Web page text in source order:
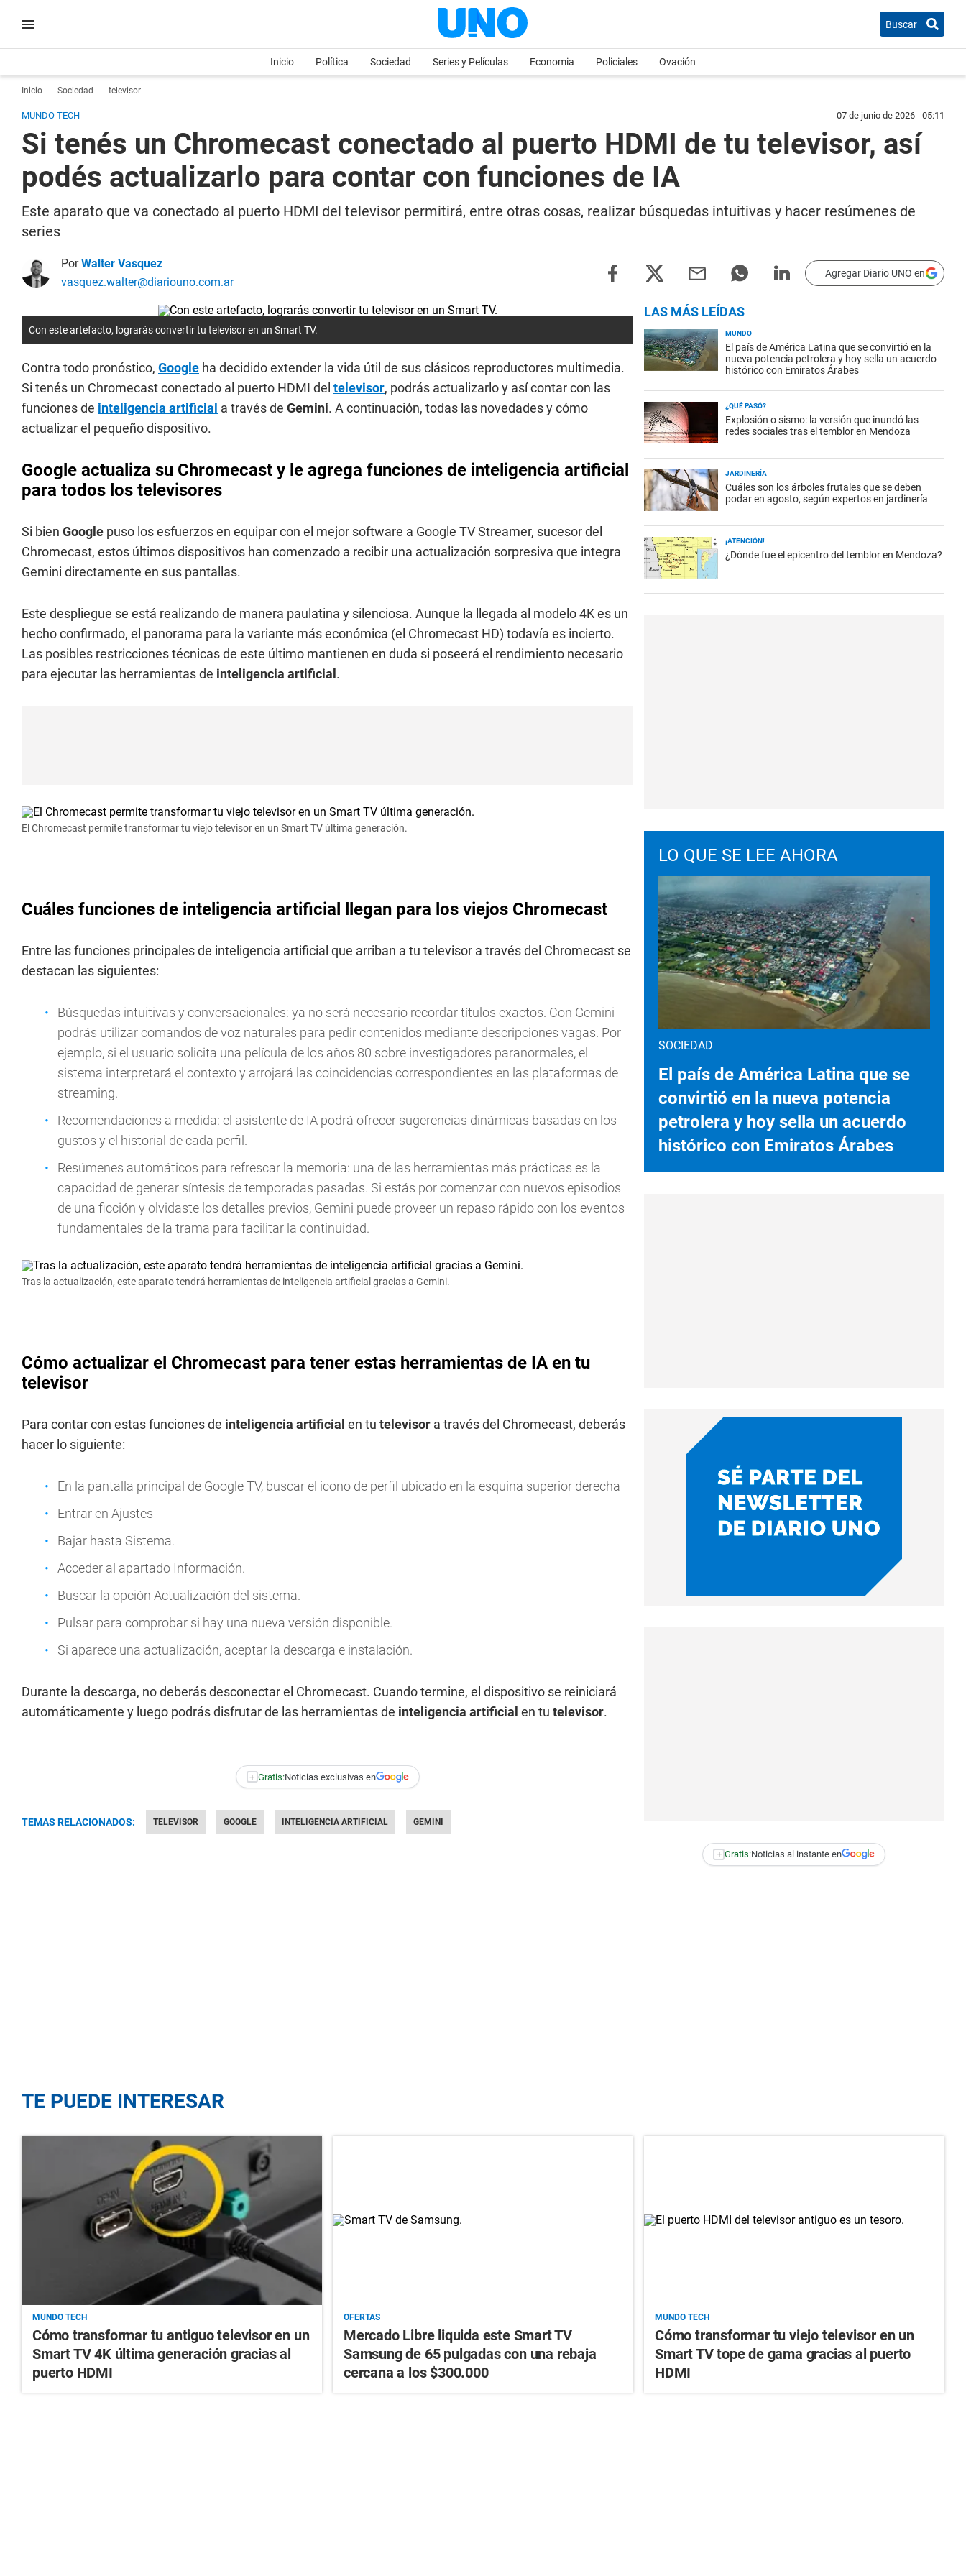
Buscar
Inicio Política Sociedad Series y Películas Economia Policiales Ovación
Inicio Sociedad televisor
MUNDO TECH 07 de junio de 2026 - 05:11
Si tenés un Chromecast conectado al puerto HDMI de tu televisor, así
podés actualizarlo para contar con funciones de IA
Este aparato que va conectado al puerto HDMI del televisor permitirá, entre otras cosas, realizar búsquedas intuitivas y hacer resúmenes de
series
PorWalter Vasquez
vasquez.walter@diariouno.com.ar
Agregar Diario UNO en
Con este artefacto, lograrás convertir tu televisor en un Smart TV.
Contra todo pronóstico, Google ha decidido extender la vida útil de sus clásicos reproductores multimedia.
Si tenés un Chromecast conectado al puerto HDMI del televisor, podrás actualizarlo y así contar con las
funciones de inteligencia artificial a través de Gemini. A continuación, todas las novedades y cómo
actualizar el pequeño dispositivo.
Google actualiza su Chromecast y le agrega funciones de inteligencia artificial
para todos los televisores
Si bien Google puso los esfuerzos en equipar con el mejor software a Google TV Streamer, sucesor del
Chromecast, estos últimos dispositivos han comenzado a recibir una actualización sorpresiva que integra
Gemini directamente en sus pantallas.
Este despliegue se está realizando de manera paulatina y silenciosa. Aunque la llegada al modelo 4K es un
hecho confirmado, el panorama para la variante más económica (el Chromecast HD) todavía es incierto.
Las posibles restricciones técnicas de este último mantienen en duda si poseerá el rendimiento necesario
para ejecutar las herramientas de inteligencia artificial .
El Chromecast permite transformar tu viejo televisor en un Smart TV última generación.
Cuáles funciones de inteligencia artificial llegan para los viejos Chromecast
Entre las funciones principales de inteligencia artificial que arriban a tu televisor a través del Chromecast se
destacan las siguientes:
Búsquedas intuitivas y conversacionales: ya no será necesario recordar títulos exactos. Con Gemini
podrás utilizar comandos de voz naturales para pedir contenidos mediante descripciones vagas. Por
ejemplo, si el usuario solicita una película de los años 80 sobre investigadores paranormales, el
sistema interpretará el contexto y arrojará las coincidencias correspondientes en las plataformas de
streaming.
Recomendaciones a medida: el asistente de IA podrá ofrecer sugerencias dinámicas basadas en los
gustos y el historial de cada perfil.
Resúmenes automáticos para refrescar la memoria: una de las herramientas más prácticas es la
capacidad de generar síntesis de temporadas pasadas. Si estás por comenzar con nuevos episodios
de una ficción y olvidaste los detalles previos, Gemini puede proveer un repaso rápido con los eventos
fundamentales de la trama para facilitar la continuidad.
Tras la actualización, este aparato tendrá herramientas de inteligencia artificial gracias a Gemini.
Cómo actualizar el Chromecast para tener estas herramientas de IA en tu
televisor
Para contar con estas funciones de inteligencia artificial en tu televisor a través del Chromecast, deberás
hacer lo siguiente:
En la pantalla principal de Google TV, buscar el icono de perfil ubicado en la esquina superior derecha
Entrar en Ajustes
Bajar hasta Sistema.
Acceder al apartado Información.
Buscar la opción Actualización del sistema.
Pulsar para comprobar si hay una nueva versión disponible.
Si aparece una actualización, aceptar la descarga e instalación.
Durante la descarga, no deberás desconectar el Chromecast. Cuando termine, el dispositivo se reiniciará
automáticamente y luego podrás disfrutar de las herramientas de inteligencia artificial en tu televisor.
+ Gratis:Noticias exclusivas en
TEMAS RELACIONADOS: TELEVISOR GOOGLE INTELIGENCIA ARTIFICIAL GEMINI
LAS MÁS LEÍDAS
MUNDO
El país de América Latina que se convirtió en la
nueva potencia petrolera y hoy sella un acuerdo
histórico con Emiratos Árabes
¿QUÉ PASÓ?
Explosión o sismo: la versión que inundó las
redes sociales tras el temblor en Mendoza
JARDINERÍA
Cuáles son los árboles frutales que se deben
podar en agosto, según expertos en jardinería
¡ATENCIÓN!
¿Dónde fue el epicentro del temblor en Mendoza?
LO QUE SE LEE AHORA
SOCIEDAD
El país de América Latina que se
convirtió en la nueva potencia
petrolera y hoy sella un acuerdo
histórico con Emiratos Árabes
+ Gratis:Noticias al instante en
TE PUEDE INTERESAR
MUNDO TECH
Cómo transformar tu antiguo televisor en un
Smart TV 4K última generación gracias al
puerto HDMI
OFERTAS
Mercado Libre liquida este Smart TV
Samsung de 65 pulgadas con una rebaja
cercana a los $300.000
MUNDO TECH
Cómo transformar tu viejo televisor en un
Smart TV tope de gama gracias al puerto
HDMI